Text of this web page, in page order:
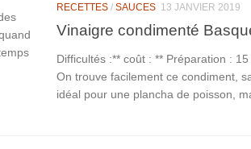
RECETTES / SAUCES 13 JANVIER 2019
Vinaigre condimenté
Difficultés :** coût : ** Préparation :
On trouve facilement ce condiment,
idéal pour une plancha de poisson,